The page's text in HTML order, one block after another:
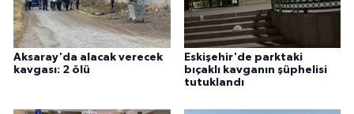
Aksaray'da alacak verecek
kavgası: 2 ölü
Eskişehir'de parktaki
bıçaklı kavganın şüphelisi
tutuklandı